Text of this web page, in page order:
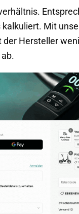
kalkuliert. Mit
der Hersteller